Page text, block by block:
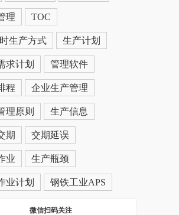
理 TOC
生产方式 生产计划
求计划 管理软件
程 企业生产管理
理原则 生产信息
期 交期延误
业 生产瓶颈
业计划 钢铁工业APS
微信扫码关注